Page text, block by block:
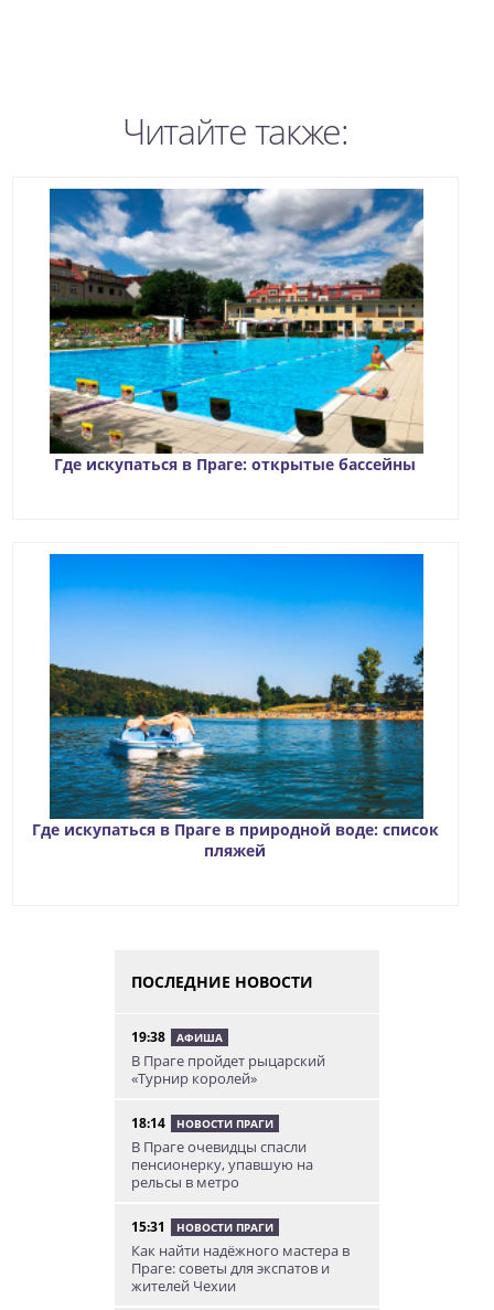
Читайте также:
Где искупаться в Праге: открытые бассейны
Где искупаться в Праге в природной воде: список
пляжей
ПОСЛЕДНИЕ НОВОСТИ
19:38 АФИША
В Праге пройдет рыцарский
«Турнир королей»
18:14 НОВОСТИ ПРАГИ
В Праге очевидцы спасли
пенсионерку, упавшую на
рельсы в метро
15:31 НОВОСТИ ПРАГИ
Как найти надёжного мастера в
Праге: советы для экспатов и
жителей Чехии